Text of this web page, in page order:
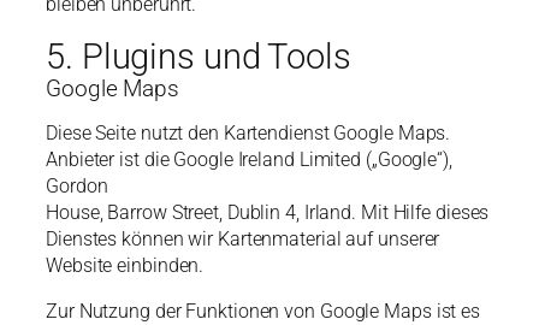
5. Plugins und Tools
Google Maps
Diese Seite nutzt den Kartendienst Google Maps.
Anbieter ist die Google Ireland Limited („Google“),
Gordon
House, Barrow Street, Dublin 4, Irland. Mit Hilfe dieses
Dienstes können wir Kartenmaterial auf unserer
Website einbinden.
Zur Nutzung der Funktionen von Google Maps ist es